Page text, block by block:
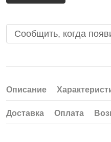
Сообщить, когда
Описание
Доставка Оплата